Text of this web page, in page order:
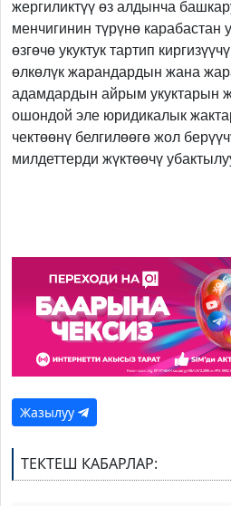
жергиликтүү өз алдынча
менчигинин түрүнө
өзгөчө укуктук тартип
өлкөлүк жарандардын жана
адамдардын айрым укуктарын
ошондой эле юридикалык
чектөөнү белгилөөгө жол
милдеттерди жүктөөчү
Жазылуу
ТЕКТЕШ КАБАРЛАР: